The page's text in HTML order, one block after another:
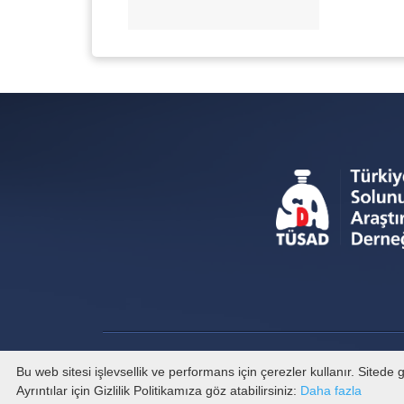
Bu web sitesi işlevsellik ve performans için çerezler kullanır.
Ayrıntılar için Gizlilik Politikamıza göz atabilirsiniz: Daha fazla